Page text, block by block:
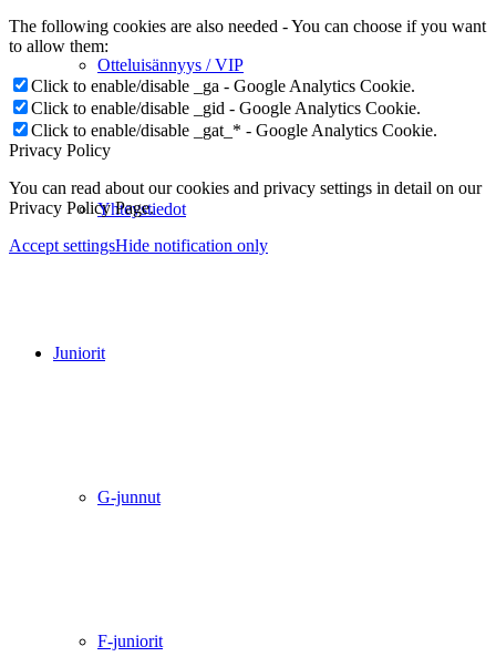
Otteluisännyys / VIP
Yhteystiedot
Juniorit
G-junnut
F-juniorit
The following cookies are also needed - You can choose if you want
to allow them:
Click to enable/disable _ga - Google Analytics Cookie.
Click to enable/disable _gid - Google Analytics Cookie.
Click to enable/disable _gat_* - Google Analytics Cookie.
Privacy Policy
You can read about our cookies and privacy settings in detail on our
Privacy Policy Page.
Accept settingsHide notification only